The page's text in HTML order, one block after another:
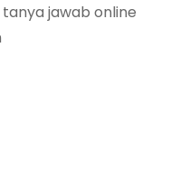
jawab online